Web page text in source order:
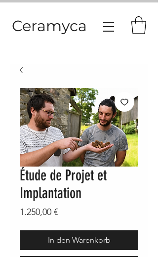
Ceramyca
Étude de Projet et
Implantation
1.250,00 €Preis
In den Warenkorb